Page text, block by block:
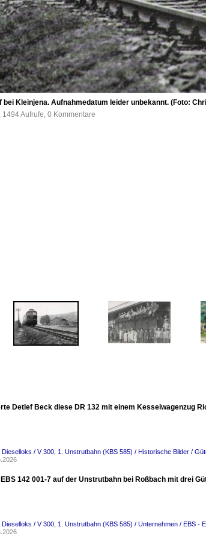
Kleinjena. Aufnahmedatum leider unbekannt. (Foto:
1494 Aufrufe, 0 Kommentare
Detlef Beck diese DR 132 mit einem Kesselwagenzug
/ V 300 1. Unstrutbahn (KBS 585) / Historische Bilder /
142 001-7 auf der Unstrutbahn bei Roßbach mit drei
/ V 300 1. Unstrutbahn (KBS 585) / Unternehmen / EBS -